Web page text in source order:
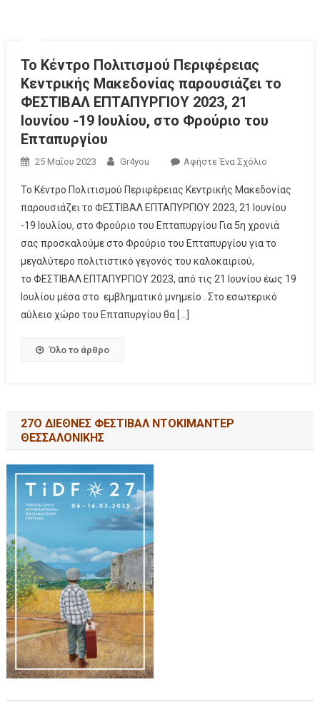
Το Κέντρο Πολιτισμού Περιφέρειας
Κεντρικής Μακεδονίας παρουσιάζει το
ΦΕΣΤΙΒΑΛ ΕΠΤΑΠΥΡΓΙΟΥ 2023, 21
Ιουνίου -19 Ιουλίου, στο Φρούριο του
Επταπυργίου
25 Μαΐου 2023 Gr4you Αφήστε Ένα Σχόλιο
Το Κέντρο Πολιτισμού Περιφέρειας Κεντρικής Μακεδονίας
παρουσιάζει το ΦΕΣΤΙΒΑΛ ΕΠΤΑΠΥΡΓΙΟΥ 2023, 21 Ιουνίου
-19 Ιουλίου, στο Φρούριο του Επταπυργίου Για 5η χρονιά
σας προσκαλούμε στο Φρούριο του Επταπυργίου για το
μεγαλύτερο πολιτιστικό γεγονός του καλοκαιριού,
το ΦΕΣΤΙΒΑΛ ΕΠΤΑΠΥΡΓΙΟΥ 2023, από τις 21 Ιουνίου έως 19
Ιουλίου μέσα στο εμβληματικό μνημείο . Στο εσωτερικό
αύλειο χώρο του Επταπυργίου θα […]
Όλο το άρθρο
27Ο ΔΙΕΘΝΕΣ ΦΕΣΤΙΒΑΛ ΝΤΟΚΙΜΑΝΤΕΡ
ΘΕΣΣΑΛΟΝΙΚΗΣ